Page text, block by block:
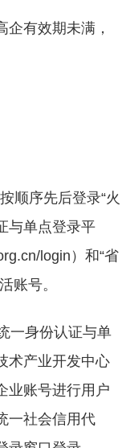
企有效期未满，
顺序先后登录“火
与单点登录平
login）和“省
账号。
一身份认证与单
术产业开发中心
业账号进行用户
一社会信用代